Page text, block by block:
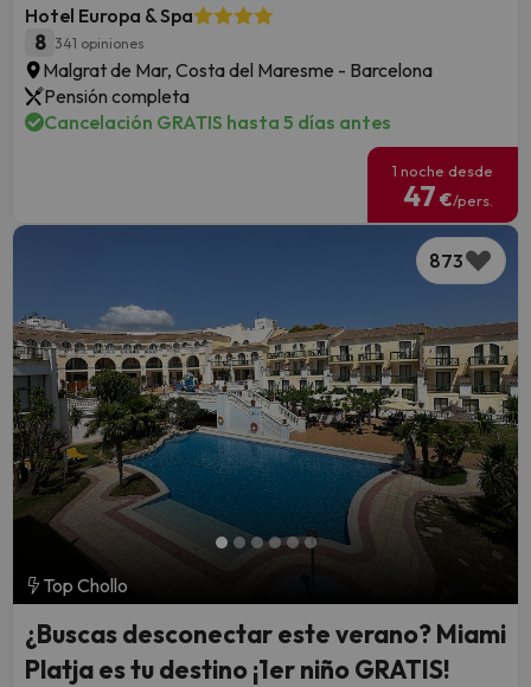
Hotel Europa & Spa
8 341 opiniones
Malgrat de Mar, Costa del Maresme - Barcelona
Pensión completa
Cancelación GRATIS hasta 5 días antes
1 noche desde
47 €/pers.
Top Chollo
873
¿Buscas desconectar este verano? Miami
Platja es tu destino ¡1er niño GRATIS!